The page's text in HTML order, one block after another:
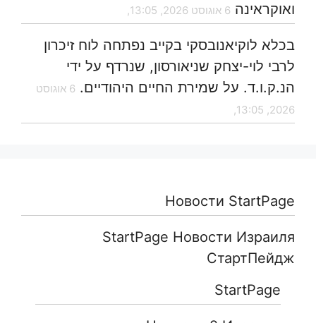
ואוקראינה 6 אוגוסט 2026, 13:05,
בכלא לוקיאנובסקי בקייב נפתחה לוח זיכרון
לרבי לוי-יצחק שניאורסון, שנרדף על ידי
הנ.ק.ו.ד. על שמירת החיים היהודיים.
6 אוגוסט
2026, 13:05,
Новости StartPage
StartPage Новости Израиля
СтартПейдж
StartPage